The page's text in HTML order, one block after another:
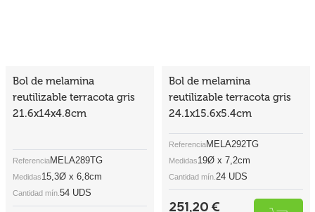
389,43 €
(Con IVA)
Pocas unidades
251,20 €
(Con IVA)
10,467 €
/Unidad
Pocas unidades